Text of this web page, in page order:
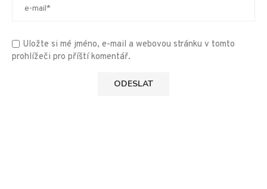
Uložte si mé jméno, e-mail a webovou stránku v tomto
prohlížeči pro příští komentář.